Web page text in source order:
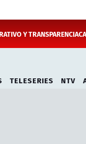
Y TRANSPARENCIA
TELESERIES NTV